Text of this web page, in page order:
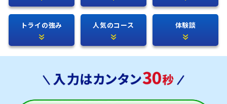
トライの強み 人気のコース 体験談